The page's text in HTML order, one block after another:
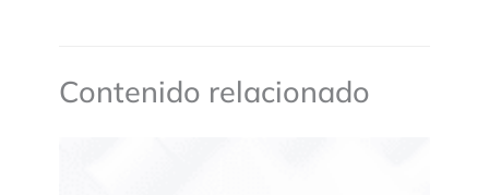
Contenido relacionado